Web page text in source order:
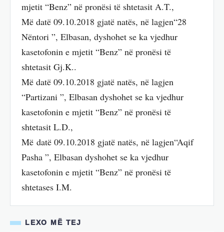
mjetit “Benz” në pronësi të shtetasit A.T.,
Më datë 09.10.2018 gjatë natës, në lagjen“28
Nëntori ”, Elbasan, dyshohet se ka vjedhur
kasetofonin e mjetit “Benz” në pronësi të
shtetasit Gj.K..
Më datë 09.10.2018 gjatë natës, në lagjen
“Partizani ”, Elbasan dyshohet se ka vjedhur
kasetofonin e mjetit “Benz” në pronësi të
shtetasit L.D.,
Më datë 09.10.2018 gjatë natës, në lagjen“Aqif
Pasha ”, Elbasan dyshohet se ka vjedhur
kasetofonin e mjetit “Benz” në pronësi të
shtetases I.M.
LEXO MË TEJ